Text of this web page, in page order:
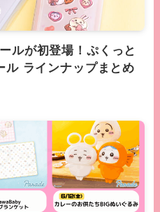
ルが初登場！ぷくっと
ル ラインナップまとめ